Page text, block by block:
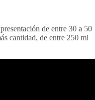
de entre 30 a 50
cantidad, de entre 250 ml